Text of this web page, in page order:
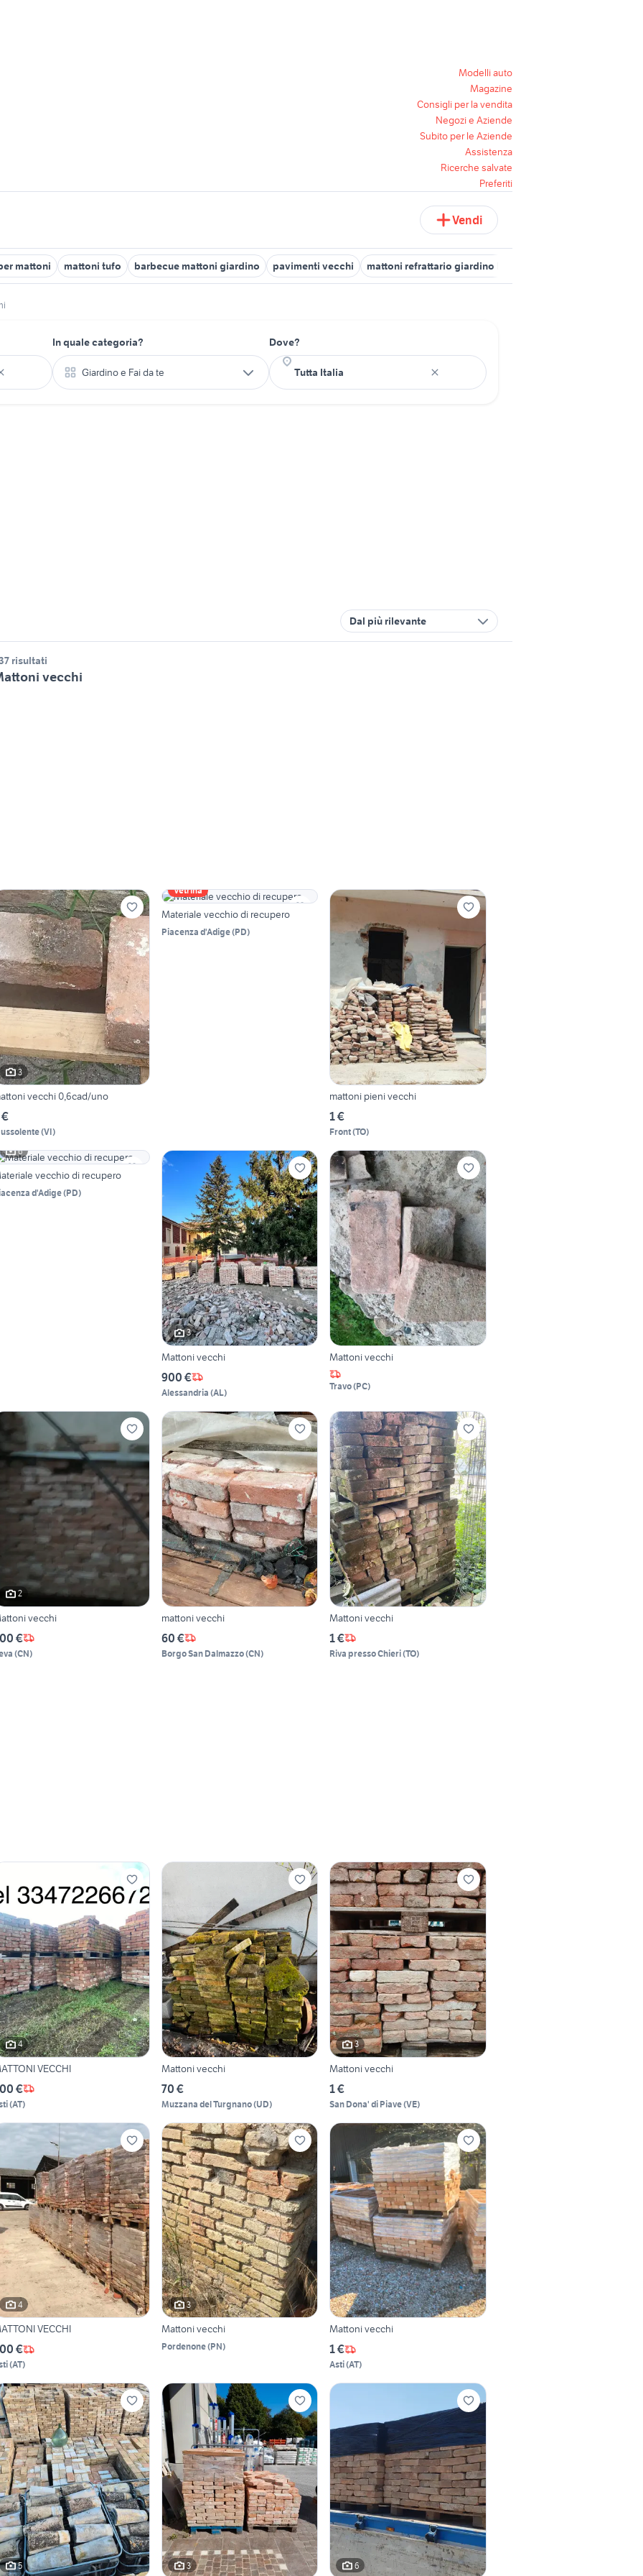
Modelli auto
Magazine
Consigli per la vendita
Negozi e Aziende
Subito per le Aziende
Assistenza
Ricerche salvate
Preferiti
Vendi
mattoni mattoni tufo barbecue mattoni giardino pavimenti vecchi mattoni refrattario giardino Lazio
In quale categoria?
Giardino e Fai da te
Dove?
Dal più rilevante
risultati
vecchi
3
vecchi 0,6cad/uno
(VI)
Vetrina
Materiale vecchio di recupero
Piacenza d'Adige(PD)
mattoni pieni vecchi
1 €
Front(TO)
6
vecchio di recupero
d'Adige(PD)
3
Mattoni vecchi
900 €
Alessandria (AL)
Mattoni vecchi
Travo(PC)
2
vecchi
€
(CN)
mattoni vecchi
60 €
Borgo San Dalmazzo(CN)
Mattoni vecchi
1 €
Riva presso Chieri(TO)
4
VECCHI
€
(AT)
Mattoni vecchi
70 €
Muzzana del Turgnano(UD)
3
Mattoni vecchi
1 €
San Dona' di Piave(VE)
4
VECCHI
€
(AT)
3
Mattoni vecchi
Pordenone(PN)
Mattoni vecchi
1 €
Asti(AT)
5 3 6